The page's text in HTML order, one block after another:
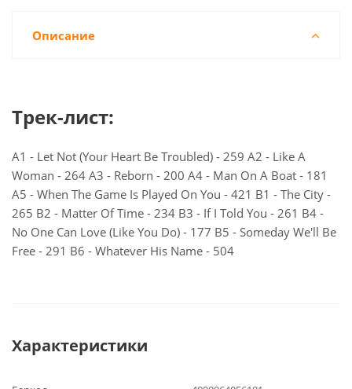
Описание
Трек-лист:
A1 - Let Not (Your Heart Be Troubled) - 259 A2 - Like A
Woman - 264 A3 - Reborn - 200 A4 - Man On A Boat - 181
A5 - When The Game Is Played On You - 421 B1 - The City -
265 B2 - Matter Of Time - 234 B3 - If I Told You - 261 B4 -
No One Can Love (Like You Do) - 177 B5 - Someday We'll Be
Free - 291 B6 - Whatever His Name - 504
Характеристики